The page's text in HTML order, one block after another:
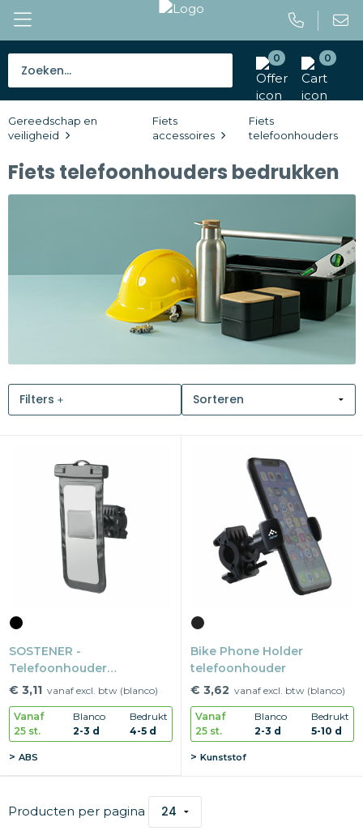
0 0
Tassen
Caps en mutsen
Outdoor en vrije tijd
Snoepgoed
Health en wellness
Kantoorartikelen
Gadgets
Textiel
Merken
Gereedschap en
veiligheid
Fiets
accessoires
Fiets
telefoonhouders
Fiets telefoonhouders bedrukken
Filters
SOSTENER -
Telefoonhouder
fietshoesje van
€ 3,11 vanaf excl. btw (blanco)
Vanaf
25 st.
Blanco
2-3 d
Bedrukt
4-5 d
ABS
Bike Phone Holder
telefoonhouder
€ 3,62 vanaf excl. btw (blanco)
Vanaf
25 st.
Blanco
2-3 d
Bedrukt
5-10 d
Kunststof
Producten per pagina